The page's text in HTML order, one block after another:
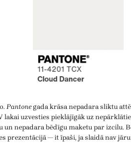
Pantonegada krāsa nepadara sliktu
lakai uzvesties pieklājīgāk uz
un nepadara bēdīgu maketu par izcilu.
prezentācijā — it īpaši, ja slaidā nav